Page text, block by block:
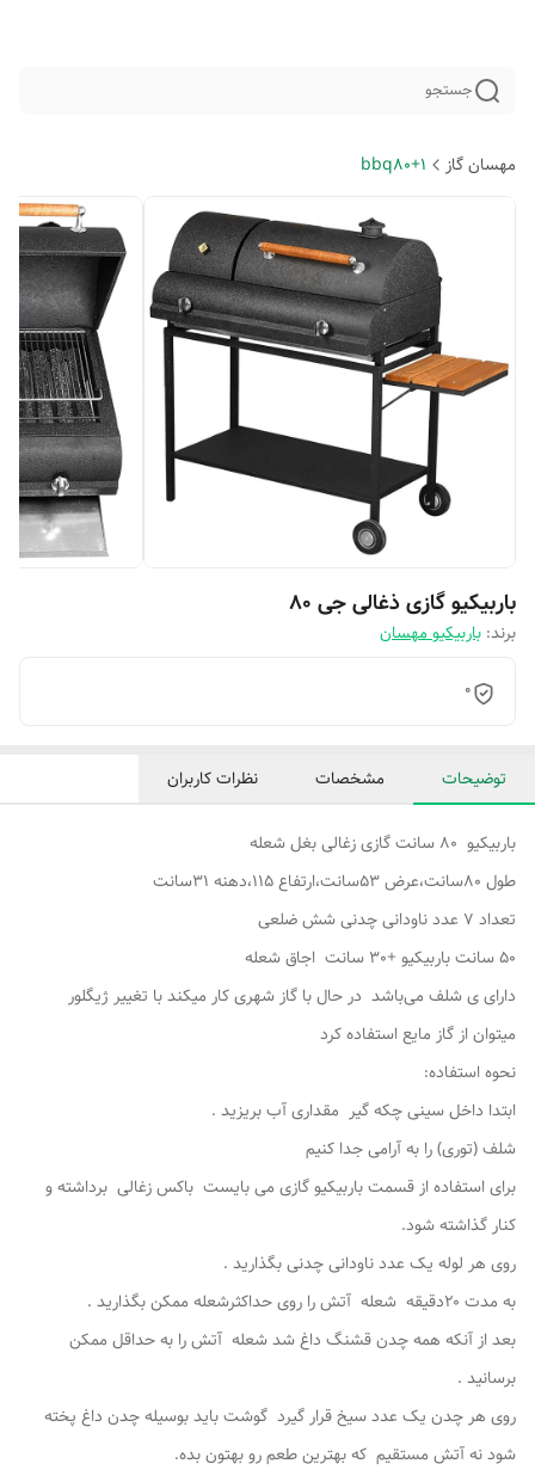
جستجو
مهسان گاز bbq80+1
باربیکیو گازی ذغالی جی 80
برند: باربیکیو مهسان
0
توضیحات مشخصات نظرات کاربران
باربیکیو 80 سانت گازی زغالی بغل شعله
طول 80سانت،عرض 53سانت،ارتفاع 115،دهنه 31سانت
تعداد ۷ عدد ناودانی چدنی شش ضلعی
50 سانت باربیکیو +30 سانت اجاق شعله
دارای ی شلف می‌باشد در حال با گاز شهری کار میکند با تغییر ژیگلور
میتوان از گاز مایع استفاده کرد
نحوه استفاده:
ابتدا داخل سینی چکه گیر مقداری آب بریزید .
شلف (توری) را به آرامی جدا کنیم
برای استفاده از قسمت باربیکیو ‌گازی می بایست باکس زغالی برداشته و
کنار گذاشته شود.
روی هر لوله یک عدد ناودانی چدنی بگذارید .
به مدت ۲۰دقیقه شعله آتش را روی حداکثرشعله ممکن بگذارید .
بعد از آنکه همه چدن قشنگ داغ شد شعله آتش را به حداقل ممکن
برسانید .
روی هر چدن یک عدد سیخ قرار گیرد گوشت باید بوسیله چدن داغ پخته
شود نه آتش مستقیم که بهترین طعم رو بهتون بده.